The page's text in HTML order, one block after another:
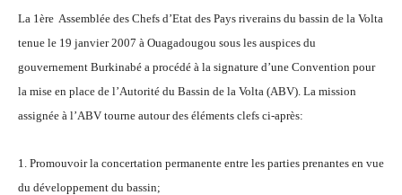
La 1ère Assemblée des Chefs d’Etat des Pays riverains du bassin de la Volta
tenue le 19 janvier 2007 à Ouagadougou sous les auspices du
gouvernement Burkinabé a procédé à la signature d’une Convention pour
la mise en place de l’Autorité du Bassin de la Volta (ABV). La mission
assignée à l’ABV tourne autour des éléments clefs ci-après:
1. Promouvoir la concertation permanente entre les parties prenantes en vue
du développement du bassin;